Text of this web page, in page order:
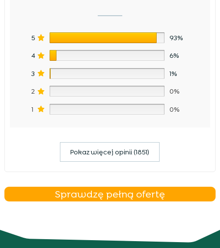
5 93%
4 6%
3 1%
2 0%
1 0%
Pokaz więcej opinii (1851)
Sprawdzę pełną ofertę